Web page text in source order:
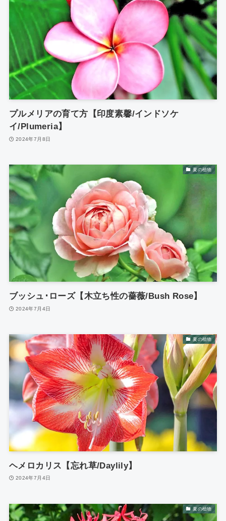
プルメリアの育て方【印度素馨/インドソケ
イ/Plumeria】
2024年7月8日
夏の植物
ブッシュ･ローズ【木立ち性の薔薇/Bush Rose】
2024年7月4日
夏の植物
ヘメロカリス【忘れ草/Daylily】
2024年7月4日
夏の植物